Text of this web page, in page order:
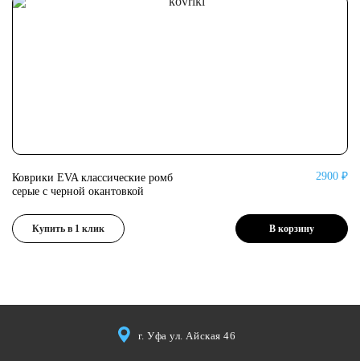
Коврики EVA классические ромб
серые с черной окантовкой
2900 ₽
Купить в 1 клик В корзину
г. Уфа ул. Айская 46